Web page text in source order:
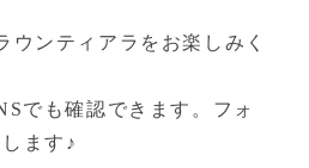
ウンティアラをお楽しみく
でも確認できます。フォ
ます♪